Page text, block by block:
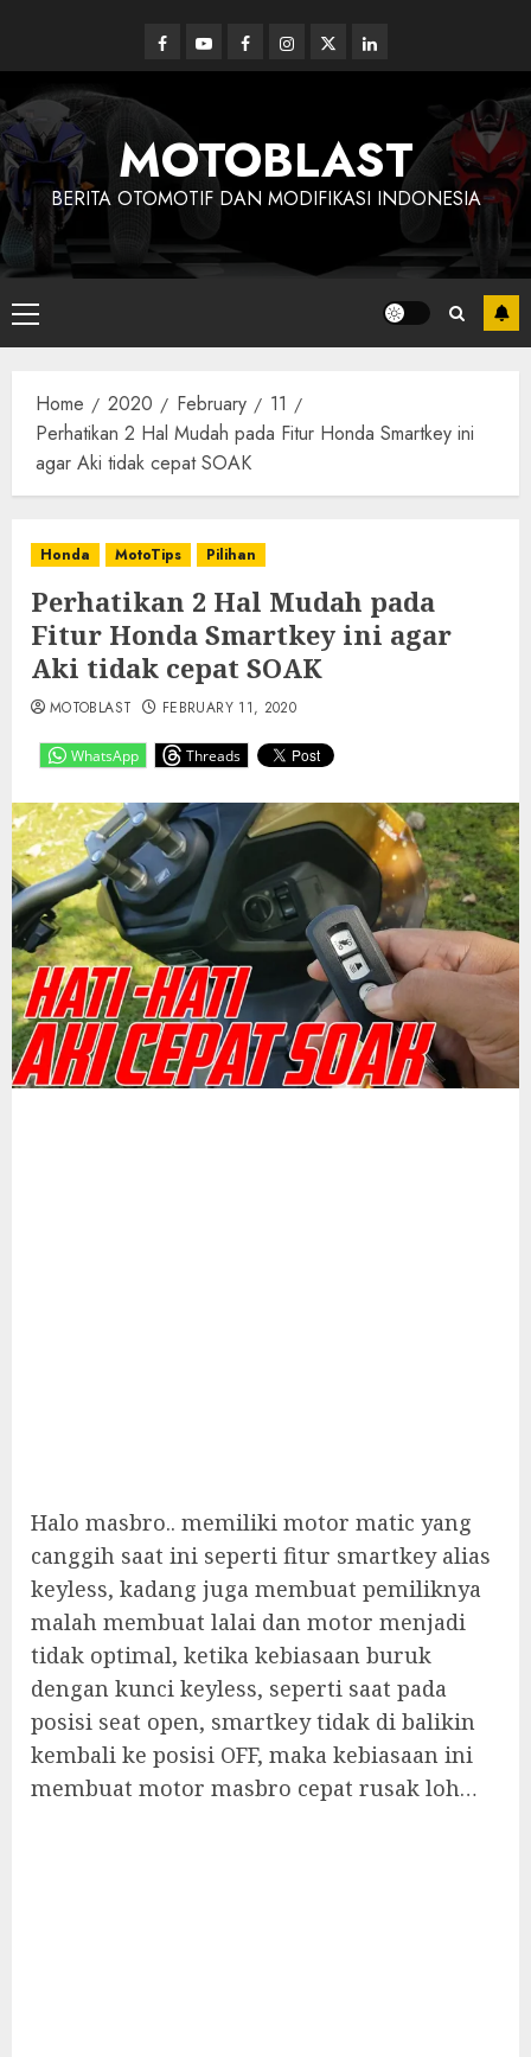
content
Facebook
YoutubeFacebookInstagram
Twitterlinkedin
MOTOBLAST
BERITA OTOMOTIF DAN MODIFIKASI INDONESIA
Primary
Menu
Home 2020 February
11
Perhatikan 2 Hal Mudah pada Fitur Honda Smartkey ini
agar Aki tidak cepat SOAK
Honda MotoTips Pilihan
Perhatikan 2 Hal Mudah pada
Fitur Honda Smartkey ini agar
Aki tidak cepat SOAK
WhatsApp Threads
MOTOBLAST FEBRUARY 11, 2020
Halo masbro.. memiliki motor matic yang
canggih saat ini seperti fitur smartkey alias
keyless, kadang juga membuat pemiliknya
malah membuat lalai dan motor menjadi
tidak optimal, ketika kebiasaan buruk
dengan kunci keyless, seperti saat pada
posisi seat open, smartkey tidak di balikin
kembali ke posisi OFF, maka kebiasaan ini
membuat motor masbro cepat rusak loh…